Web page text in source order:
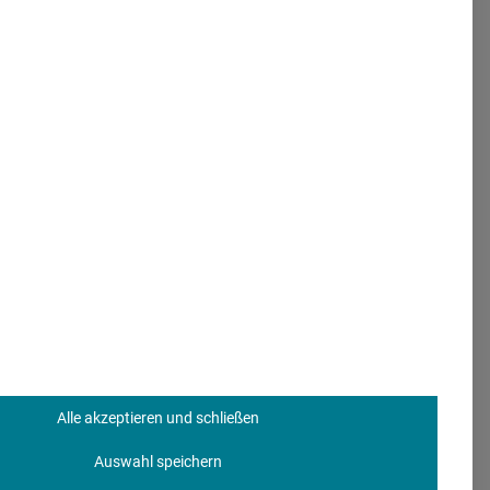
Vergleich zum Vorjahr
(70.890 Euro),
befragt. Dabei
Euro jährlich erhalten.
will.
ein abgeschlossenes
Wer Medizin
Stelle liegen hier die
Alle akzeptieren und schließen
Auswahl speichern